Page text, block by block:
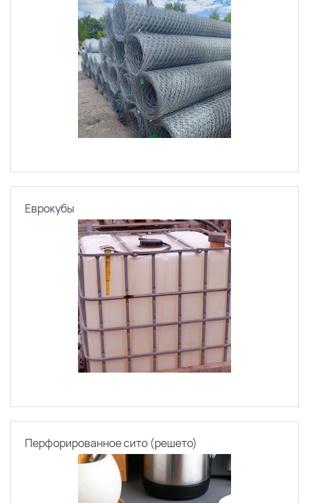
Еврокубы
Перфорированное сито (решето)
По каталогуПо сайту